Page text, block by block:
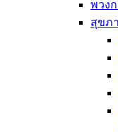
พวง
สุขภ